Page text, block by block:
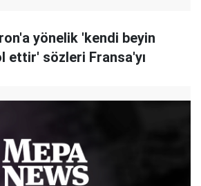
yönelik 'kendi beyin
ettir' sözleri Fransa'yı